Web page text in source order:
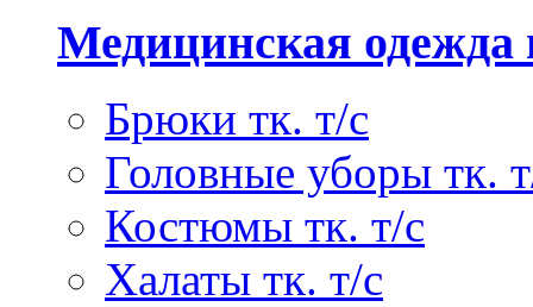
Медицинская одежда
Брюки тк. т/с
Головные уборы тк.
Костюмы тк. т/с
Халаты тк. т/с